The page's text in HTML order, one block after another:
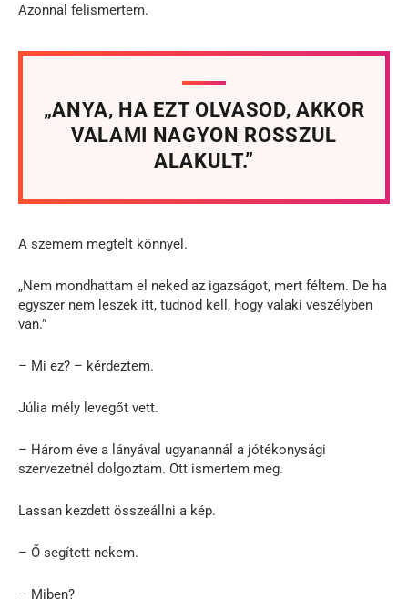
Azonnal felismertem.
„ANYA, HA EZT OLVASOD, AKKOR
VALAMI NAGYON ROSSZUL
ALAKULT.”
A szemem megtelt könnyel.
„Nem mondhattam el neked az igazságot, mert féltem. De ha
egyszer nem leszek itt, tudnod kell, hogy valaki veszélyben
van.”
– Mi ez? – kérdeztem.
Júlia mély levegőt vett.
– Három éve a lányával ugyanannál a jótékonysági
szervezetnél dolgoztam. Ott ismertem meg.
Lassan kezdett összeállni a kép.
– Ő segített nekem.
– Miben?